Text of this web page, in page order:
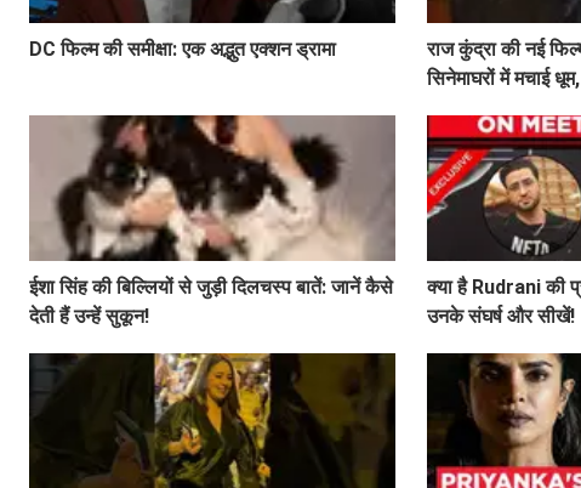
DC फिल्म की समीक्षा: एक अद्भुत एक्शन ड्रामा
राज कुंद्रा की नई
सिनेमाघरों में मचाई
ईशा सिंह की बिल्लियों से जुड़ी दिलचस्प बातें: जानें कैसे
देती हैं उन्हें सुकून!
क्या है Rudrani की
उनके संघर्ष और सीखें!